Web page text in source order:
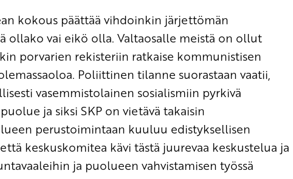
kokous päättää vihdoinkin järjettömän
ollako vai eikö olla. Valtaosalle meistä on ollut
porvarien rekisteriin ratkaise kommunistisen
Poliittinen tilanne suorastaan vaatii,
vasemmistolainen sosialismiin pyrkivä
ja siksi SKP on vietävä takaisin
perustoimintaan kuuluu edistyksellisen
keskuskomitea kävi tästä juurevaa keskustelua ja
ja puolueen vahvistamisen työssä